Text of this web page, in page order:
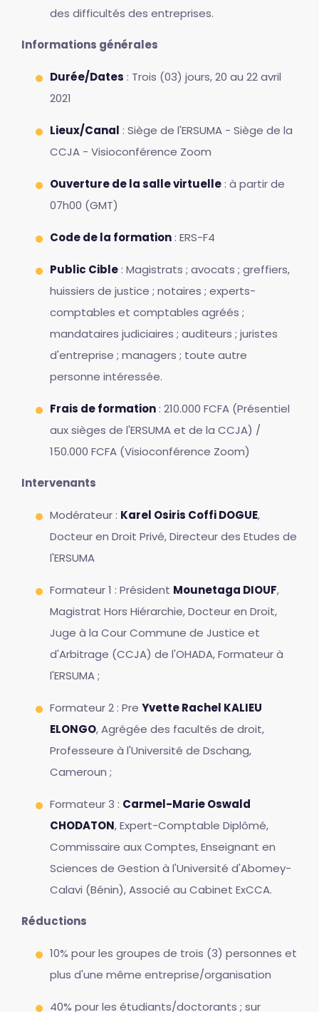
des difficultés des entreprises.
Informations générales
Durée/Dates : Trois (03) jours, 20 au 22 avril
2021
Lieux/Canal : Siège de l'ERSUMA - Siège de la
CCJA - Visioconférence Zoom
Ouverture de la salle virtuelle : à partir de
07h00 (GMT)
Code de la formation : ERS-F4
Public Cible : Magistrats ; avocats ; greffiers,
huissiers de justice ; notaires ; experts-
comptables et comptables agréés ;
mandataires judiciaires ; auditeurs ; juristes
d'entreprise ; managers ; toute autre
personne intéressée.
Frais de formation : 210.000 FCFA (Présentiel
aux sièges de l'ERSUMA et de la CCJA) /
150.000 FCFA (Visioconférence Zoom)
Intervenants
Modérateur : Karel Osiris Coffi DOGUE,
Docteur en Droit Privé, Directeur des Etudes de
l'ERSUMA
Formateur 1 : Président Mounetaga DIOUF,
Magistrat Hors Hiérarchie, Docteur en Droit,
Juge à la Cour Commune de Justice et
d'Arbitrage (CCJA) de l'OHADA, Formateur à
l'ERSUMA ;
Formateur 2 : Pre Yvette Rachel KALIEU
ELONGO, Agrégée des facultés de droit,
Professeure à l'Université de Dschang,
Cameroun ;
Formateur 3 : Carmel-Marie Oswald
CHODATON, Expert-Comptable Diplômé,
Commissaire aux Comptes, Enseignant en
Sciences de Gestion à l'Université d'Abomey-
Calavi (Bénin), Associé au Cabinet ExCCA.
Réductions
10% pour les groupes de trois (3) personnes et
plus d'une même entreprise/organisation
40% pour les étudiants/doctorants ; sur